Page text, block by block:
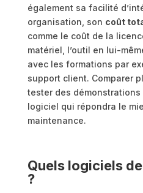
également sa facilité
organisation, son coût
comme le coût de la
matériel, l’outil en lui-
avec les formations par
support client. Comparer
tester des
logiciel qui répondra le
maintenance.
Quels logiciels
?